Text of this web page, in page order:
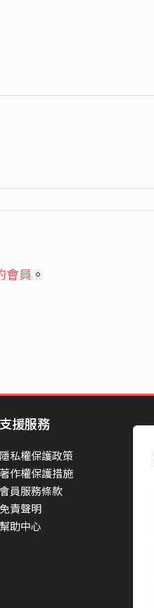
會員 。
支援服務
隱私權保護政策
著作權保護措施
會員服務條款
免責聲明
幫助中心